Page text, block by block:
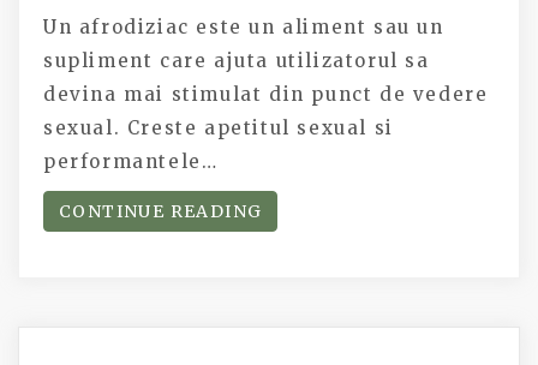
Un afrodiziac este un aliment sau un
supliment care ajuta utilizatorul sa
devina mai stimulat din punct de vedere
sexual. Creste apetitul sexual si
performantele…
CONTINUE READING